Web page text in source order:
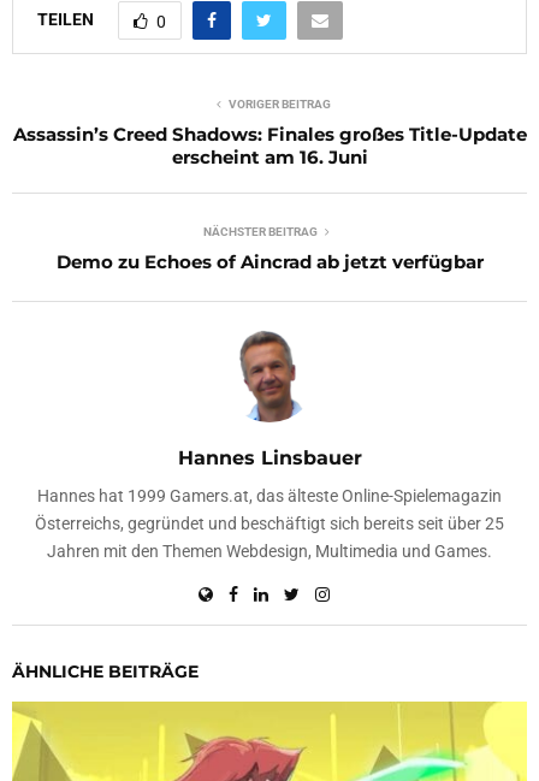
TEILEN 0
VORIGER BEITRAG
Assassin’s Creed Shadows: Finales großes Title-Update
erscheint am 16. Juni
NÄCHSTER BEITRAG
Demo zu Echoes of Aincrad ab jetzt verfügbar
Hannes Linsbauer
Hannes hat 1999 Gamers.at, das älteste Online-Spielemagazin
Österreichs, gegründet und beschäftigt sich bereits seit über 25
Jahren mit den Themen Webdesign, Multimedia und Games.
ÄHNLICHE BEITRÄGE